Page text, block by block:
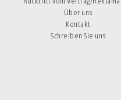
Über uns
Kontakt
Schreiben Sie uns